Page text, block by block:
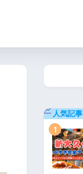
人気記事
1